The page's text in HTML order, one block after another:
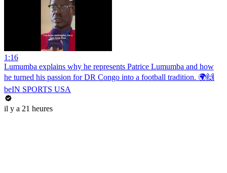
1:16
Lumumba explains why he represents Patrice Lumumba and how
he turned his passion for DR Congo into a football tradition. 🌍🙌
beIN SPORTS USA
il y a 21 heures